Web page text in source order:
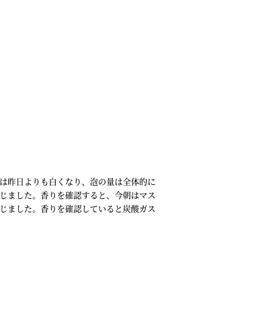
昨日よりも白くなり、泡の量は全体的に
ました。香りを確認すると、今朝はマス
ました。香りを確認していると炭酸ガス